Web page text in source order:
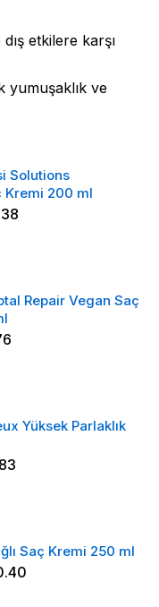
etkilere karşı
yumuşaklık ve
Solutions
Kremi 200 ml
Repair Vegan Saç
Yüksek Parlaklık
Saç Kremi 250 ml